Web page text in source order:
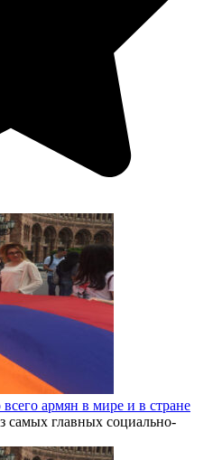
армян в мире и в стране
самых главных социально-